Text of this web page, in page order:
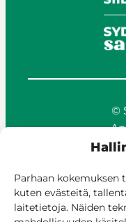
Parhaan
kuten evästeitä,
laitetietoja. Näiden
©